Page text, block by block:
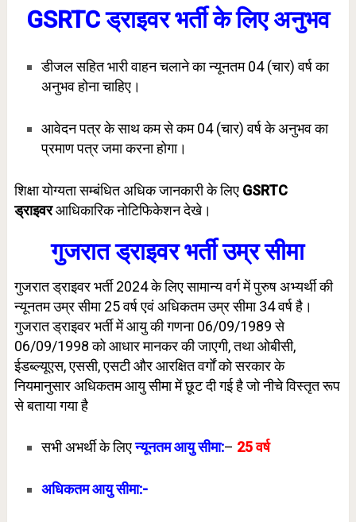
GSRTC ड्राइवर भर्ती के लिए अनुभव
डीजल सहित भारी वाहन चलाने का न्यूनतम 04 (चार) वर्ष का
अनुभव होना चाहिए।
आवेदन पत्र के साथ कम से कम 04 (चार) वर्ष के अनुभव का
प्रमाण पत्र जमा करना होगा।
शिक्षा योग्यता सम्बंधित अधिक जानकारी के लिए GSRTC
ड्राइवरआधिकारिक नोटिफिकेशन देखे।
गुजरात ड्राइवर भर्ती उम्र सीमा
गुजरात ड्राइवर भर्ती 2024 के लिए सामान्य वर्ग में पुरुष अभ्यर्थी की
न्यूनतम उम्र सीमा 25 वर्ष एवं अधिकतम उम्र सीमा 34 वर्ष है।
गुजरात ड्राइवर भर्ती में आयु की गणना 06/09/1989 से
06/09/1998 को आधार मानकर की जाएगी, तथा ओबीसी,
ईडब्ल्यूएस, एससी, एसटी और आरक्षित वर्गों को सरकार के
नियमानुसार अधिकतम आयु सीमा में छूट दी गई है जो नीचे विस्तृत रूप
से बताया गया है
सभी अभर्थी के लिएन्यूनतम आयुसीमा:– 25 वर्ष
अधिकतम आयु सीमा:-